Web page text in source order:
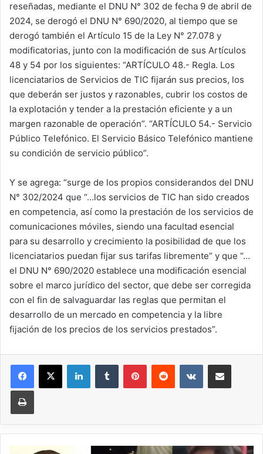
reseñadas, mediante el DNU N° 302 de fecha 9 de abril de
2024, se derogó el DNU N° 690/2020, al tiempo que se
derogó también el Artículo 15 de la Ley N° 27.078 y
modificatorias, junto con la modificación de sus Artículos
48 y 54 por los siguientes: “ARTÍCULO 48.- Regla. Los
licenciatarios de Servicios de TIC fijarán sus precios, los
que deberán ser justos y razonables, cubrir los costos de
la explotación y tender a la prestación eficiente y a un
margen razonable de operación”. “ARTÍCULO 54.- Servicio
Público Telefónico. El Servicio Básico Telefónico mantiene
su condición de servicio público”.
Y se agrega: “surge de los propios considerandos del DNU
N° 302/2024 que “…los servicios de TIC han sido creados
en competencia, así como la prestación de los servicios de
comunicaciones móviles, siendo una facultad esencial
para su desarrollo y crecimiento la posibilidad de que los
licenciatarios puedan fijar sus tarifas libremente” y que “…
el DNU N° 690/2020 establece una modificación esencial
sobre el marco jurídico del sector, que debe ser corregida
con el fin de salvaguardar las reglas que permitan el
desarrollo de un mercado en competencia y la libre
fijación de los precios de los servicios prestados”.